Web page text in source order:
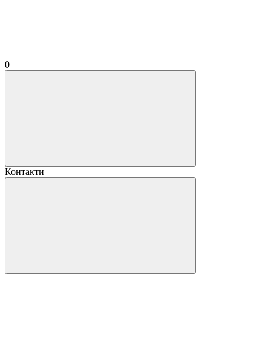
0
Контакти